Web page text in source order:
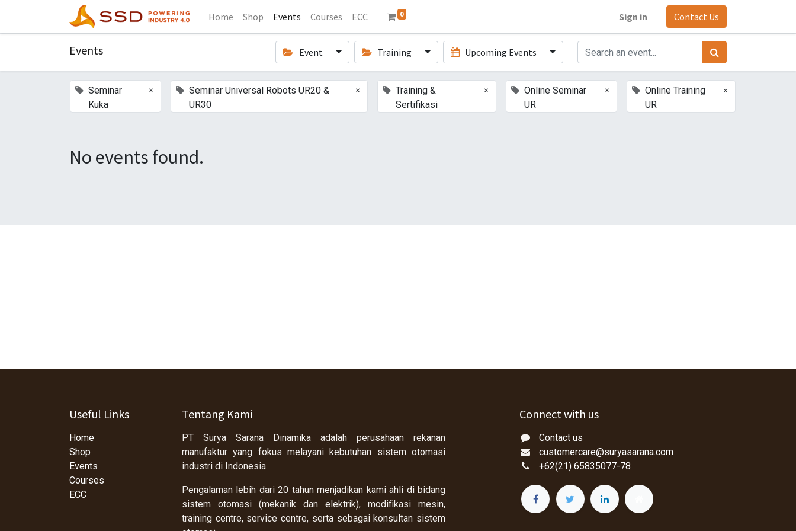
Home Shop Events Courses ECC 0 Sign in Contact Us
Events Event Training Upcoming Events
Seminar
Kuka
×
Seminar Universal Robots UR20 &
UR30
×
Training &
Sertifikasi
×
Online Seminar
UR
×
Online Training
UR
×
No events found.
Useful Links
Home
Shop
Events
Courses
ECC
Tentang Kami
PT Surya Sarana Dinamika adalah perusahaan rekanan
manufaktur yang fokus melayani kebutuhan sistem otomasi
industri di Indonesia.
Pengalaman lebih dari 20 tahun menjadikan kami ahli di bidang
sistem otomasi (mekanik dan elektrik), modifikasi mesin,
training centre, service centre, serta sebagai konsultan sistem
Connect with us
Contact us
customercare@suryasarana.com
+62(21) 65835077-78